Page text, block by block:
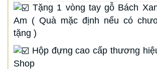
Tặng 1 vòng tay gỗ Bách
Am ( Quà mặc định nếu có
tặng )
Hộp đựng cao cấp thương
Shop